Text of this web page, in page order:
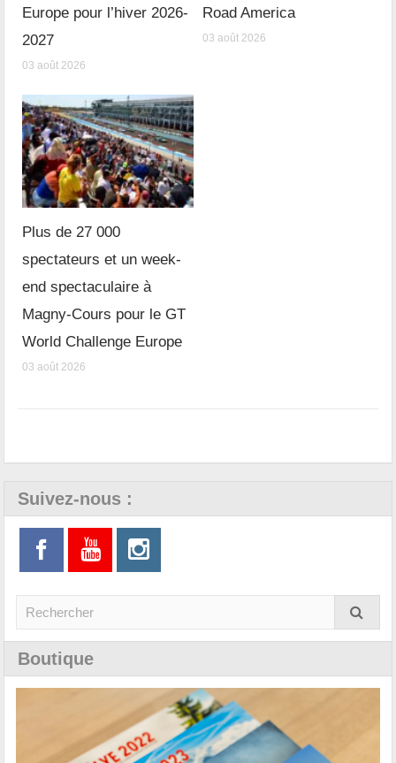
Europe pour l’hiver 2026-
2027
03 août 2026
Road America
03 août 2026
Plus de 27 000
spectateurs et un week-
end spectaculaire à
Magny-Cours pour le GT
World Challenge Europe
03 août 2026
Suivez-nous :
Boutique